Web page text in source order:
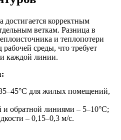
достигается корректным
веткам. Разница в
и теплопотери
среды, что требует
каждой линии.
для жилых помещений,
обратной линиями – 5–10°C;
– 0,15–0,3 м/с.